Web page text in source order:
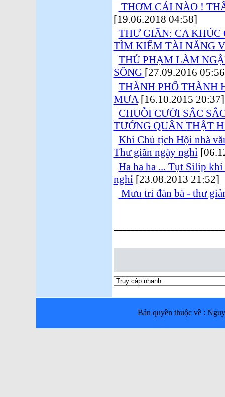
THƠM CÁI NÀO !
[19.06.2018 04:58]
THƯ GIÃN: CA KHÚC
TÌM KIẾM TÀI NĂNG
THỦ PHẠM LÀM
SÔNG [27.09.2016
THÀNH PHỐ THÀNH
MƯA[16.10.2015 20:37]
CHUỖI CƯỜI SẮC
TƯỚNG QUÂN THẬT
Khi Chủ tịch Hội nhà
Thư giãn ngày nghỉ
Ha ha ha ... Tụt Silip
nghỉ[23.08.2013 21:52]
Mưu trí đàn bà - thư
Bản quyền thuộc về :